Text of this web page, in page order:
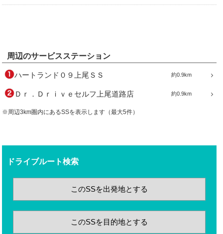
周辺のサービスステーション
約0.9km
ハートランド０９上尾ＳＳ
約0.9km
Ｄｒ．Ｄｒｉｖｅセルフ上尾道路店
※周辺3km圏内にあるSSを表示します（最大5件）
ドライブルート検索
このSSを出発地とする
このSSを目的地とする